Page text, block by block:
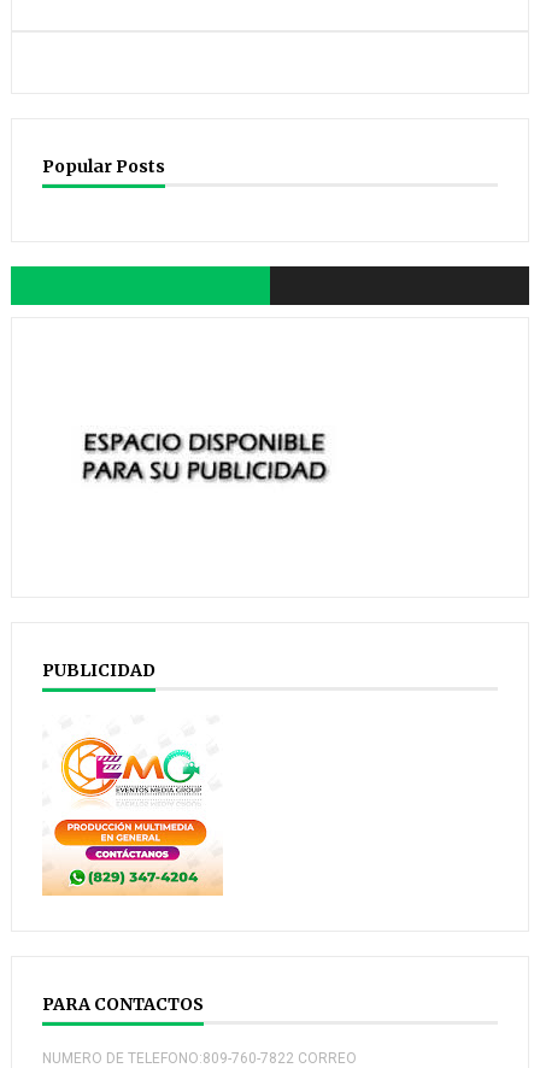
Popular Posts
PUBLICIDAD
PARA CONTACTOS
NUMERO DE TELEFONO:809-760-7822 CORREO